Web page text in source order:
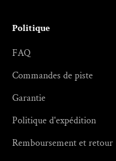
Politique
FAQ
Commandes de piste
Garantie
Politique d'expédition
Remboursement et retour